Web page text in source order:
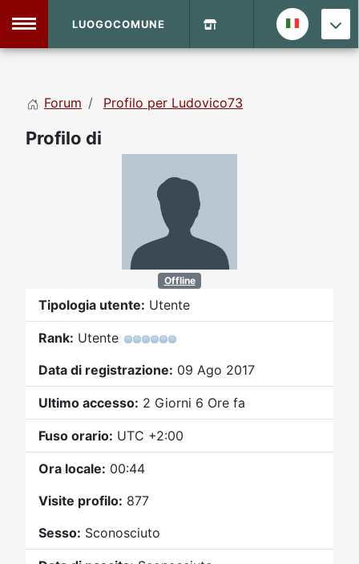
Forum
LUOGOCOMUNE
Forum Profilo per Ludovico73
Profilo di
Offline
Tipologia utente: Utente
Rank: Utente
Data di registrazione: 09 Ago 2017
Ultimo accesso: 2 Giorni 6 Ore fa
Fuso orario: UTC +2:00
Ora locale: 00:44
Visite profilo: 877
Sesso: Sconosciuto